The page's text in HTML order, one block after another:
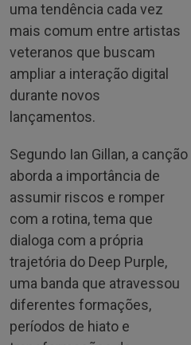
uma tendência cada vez
mais comum entre artistas
veteranos que buscam
ampliar a interação digital
durante novos
lançamentos.
Segundo Ian Gillan, a canção
aborda a importância de
assumir riscos e romper
com a rotina, tema que
dialoga com a própria
trajetória do Deep Purple,
uma banda que atravessou
diferentes formações,
períodos de hiato e